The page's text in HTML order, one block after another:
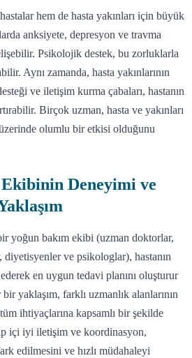
hem de hasta yakınları için büyük
anksiyete, depresyon ve travma
Psikolojik destek, bu zorluklarla
Aynı zamanda, hasta yakınlarının
ve iletişim kurma çabaları, hastanın
Birçok uzman, hasta ve yakınları
olumlu bir etkisi olduğunu
Ekibinin Deneyimi ve
yoğun bakım ekibi (uzman doktorlar,
ve psikologlar), hastanın
en uygun tedavi planını oluşturur
yaklaşım, farklı uzmanlık alanlarının
ihtiyaçlarına kapsamlı bir şekilde
içi iyi iletişim ve koordinasyon,
edilmesini ve hızlı müdahaleyi